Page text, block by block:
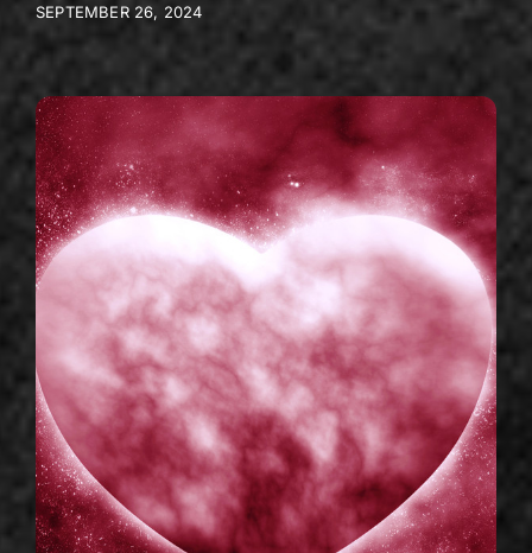
SEPTEMBER 26, 2024